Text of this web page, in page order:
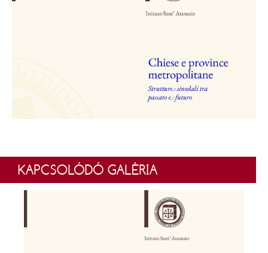
KAPCSOLÓDÓ GALÉRIA